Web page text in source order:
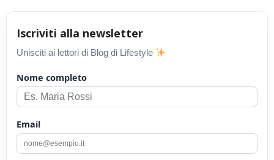
Iscriviti alla newsletter
Unisciti ai lettori di Blog di Lifestyle
Nome completo
Email